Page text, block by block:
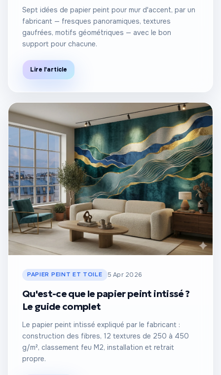
Sept idées de papier peint pour mur d'accent, par un
fabricant — fresques panoramiques, textures
gaufrées, motifs géométriques — avec le bon
support pour chacune.
Lire l'article
PAPIER PEINT ET TOILE 5 Apr 2026
Qu'est-ce que le papier peint intissé ?
Le guide complet
Le papier peint intissé expliqué par le fabricant :
construction des fibres, 12 textures de 250 à 450
g/m², classement feu M2, installation et retrait
propre.